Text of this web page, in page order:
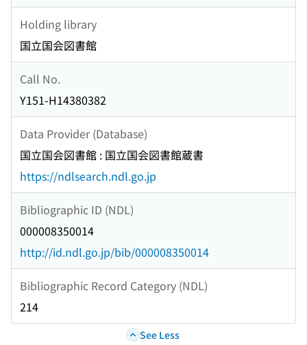
Holding library
国立国会図書館
Call No.
Y151-H14380382
Data Provider (Database)
国立国会図書館 : 国立国会図書館蔵書
https://ndlsearch.ndl.go.jp
Bibliographic ID (NDL)
000008350014
http://id.ndl.go.jp/bib/000008350014
Bibliographic Record Category (NDL)
214
See Less